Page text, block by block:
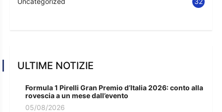
ULTIME NOTIZIE
Formula 1 Pirelli Gran Premio d’Italia 2026: conto alla
rovescia a un mese dall’evento
05/08/2026